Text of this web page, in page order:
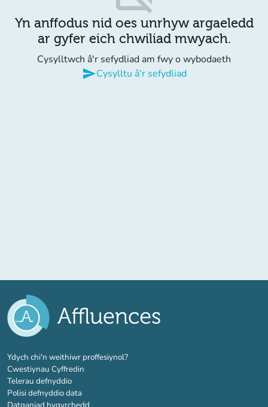
Yn anffodus nid oes unrhyw argaeledd
ar gyfer eich chwiliad mwyach.
Cysylltwch â'r sefydliad am fwy o wybodaeth
sendCysylltu â'r sefydliad
Ydych chi'n weithiwr proffesiynol?(tab newydd)
Cwestiynau Cyffredin
Telerau defnyddio
Polisi defnyddio data